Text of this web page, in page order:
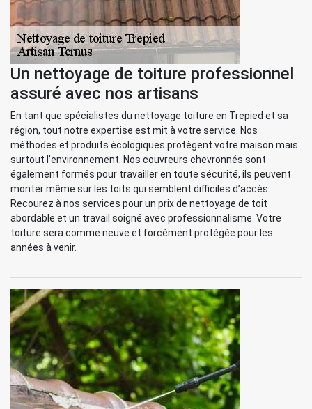
Un nettoyage de toiture professionnel
assuré avec nos artisans
En tant que spécialistes du nettoyage toiture en Trepied et sa
région, tout notre expertise est mit à votre service. Nos
méthodes et produits écologiques protègent votre maison mais
surtout l’environnement. Nos couvreurs chevronnés sont
également formés pour travailler en toute sécurité, ils peuvent
monter même sur les toits qui semblent difficiles d’accès.
Recourez à nos services pour un prix de nettoyage de toit
abordable et un travail soigné avec professionnalisme. Votre
toiture sera comme neuve et forcément protégée pour les
années à venir.